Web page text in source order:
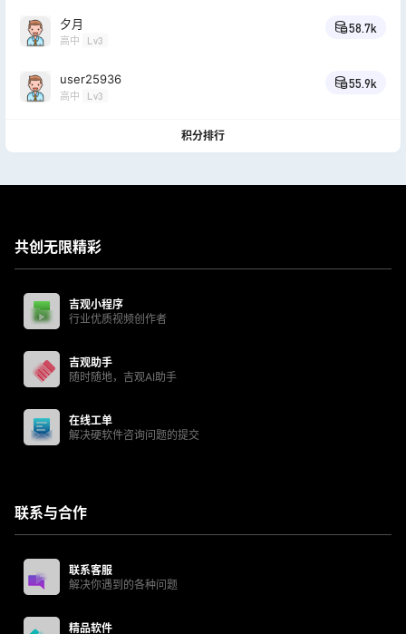
夕月
高中 Lv3
58.7k
user25936
高中 Lv3
55.9k
积分排行
共创无限精彩
吉观小程序
行业优质视频创作者
吉观助手
随时随地，吉观AI助手
在线工单
解决硬软件咨询问题的提交
联系与合作
联系客服
解决你遇到的各种问题
精品软件